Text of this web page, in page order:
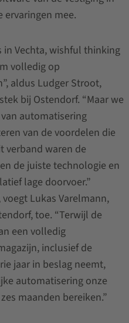
ervaringen mee.
in Vechta, wishful thinking
volledig op
aldus Ludger Stroot,
bij Ostendorf. “Maar we
automatisering
van de voordelen die
verband waren de
de juiste technologie en
lage doorvoer.”
Lukas Varelmann,
toe. “Terwijl de
een volledig
inclusief de
jaar in beslag neemt,
automatisering onze
maanden bereiken.”